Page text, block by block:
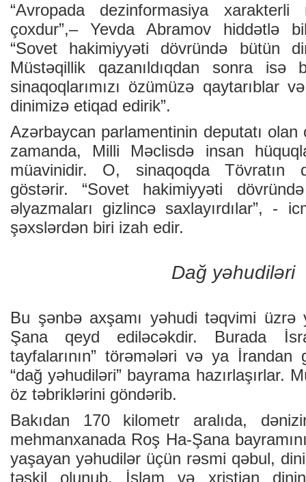
“Avropada dezinformasiya xarakterli
çoxdur”,– Yevda Abramov hiddətlə
“Sovet hakimiyyəti dövründə bütün
Müstəqillik qazanıldıqdan sonra
sinaqoqlarımızı özümüzə qaytarıblar
dinimizə etiqad edirik”.
Azərbaycan parlamentinin deputatı
zamanda, Milli Məclisdə insan
müavinidir. O, sinaqoqda Tövratın
göstərir. “Sovet hakimiyyəti
əlyazmaları gizlincə saxlayırdılar”, -
şəxslərdən biri izah edir.
Dağ yəhudiləri
Bu şənbə axşamı yəhudi təqvimi
Şana qeyd ediləcəkdir. Burada
tayfalarının” törəmələri və ya İrandan
“dağ yəhudiləri” bayrama hazırlaşırlar.
öz təbriklərini göndərib.
Bakıdan 170 kilometr aralıda,
mehmanxanada Roş Ha-Şana
yaşayan yəhudilər üçün rəsmi qəbul,
təşkil olunub. İslam və xristian